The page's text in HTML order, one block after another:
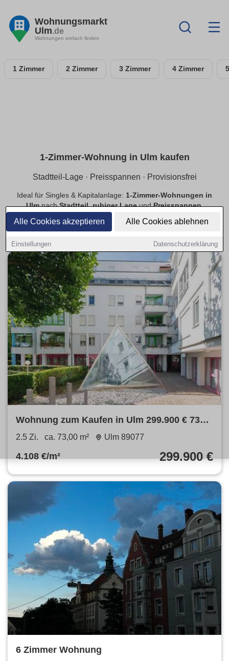
Alle Cookies akzeptieren Alle Cookies ablehnen
Einstellungen Datenschutzerklärung
Wohnungsmarkt
Ulm.de
Wohnungen einfach finden
1 Zimmer 2 Zimmer 3 Zimmer 4 Zimmer
1-Zimmer-Wohnung in Ulm kaufen
Stadtteil-Lage · Preisspannen · Provisionsfrei
Ideal für Singles & Kapitalanlage: 1-Zimmer-Wohnungen in
UlmnachStadtteil,ruhiger LageundPreisspannen.
Optionen, prüfe
Bestand .
Wohnung zum Kaufen in Ulm 299.900 € 73
m²
2.5 Zi. ca. 73,00 m² Ulm 89077
4.108 €/m² 299.900 €
6 Zimmer Wohnung